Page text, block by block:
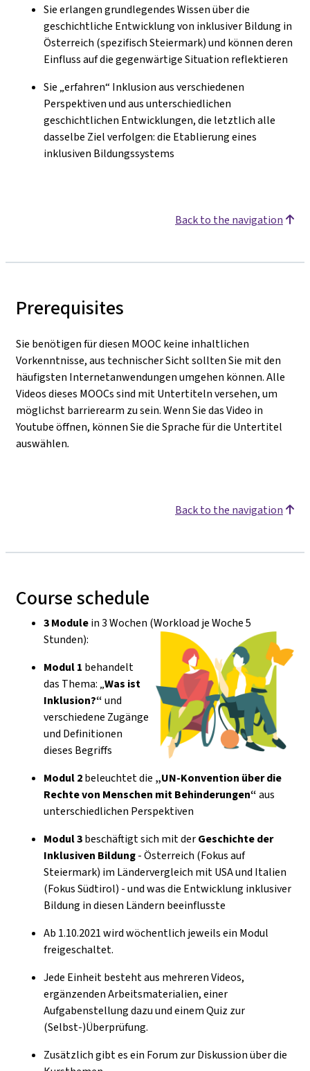
Sie erlangen grundlegendes Wissen über die
geschichtliche Entwicklung von inklusiver Bildung in
Österreich (spezifisch Steiermark) und können deren
Einfluss auf die gegenwärtige Situation reflektieren
Sie „erfahren“ Inklusion aus verschiedenen
Perspektiven und aus unterschiedlichen
geschichtlichen Entwicklungen, die letztlich alle
dasselbe Ziel verfolgen: die Etablierung eines
inklusiven Bildungssystems
Back to the navigation
Prerequisites
Sie benötigen für diesen MOOC keine inhaltlichen
Vorkenntnisse, aus technischer Sicht sollten Sie mit den
häufigsten Internetanwendungen umgehen können. Alle
Videos dieses MOOCs sind mit Untertiteln versehen, um
möglichst barrierearm zu sein. Wenn Sie das Video in
Youtube öffnen, können Sie die Sprache für die Untertitel
auswählen.
Back to the navigation
Course schedule
3 Modulein 3 Wochen (Workload je Woche 5
Stunden):
Modul 1 behandelt
das Thema: „Was ist
Inklusion?“und
verschiedene Zugänge
und Definitionen
dieses Begriffs
Modul 2beleuchtet die „UN-Konvention über die
Rechte von Menschen mit Behinderungen“aus
unterschiedlichen Perspektiven
Modul 3beschäftigt sich mit derGeschichte der
Inklusiven Bildung- Österreich (Fokus auf
Steiermark) im Ländervergleich mit USA und Italien
(Fokus Südtirol) - und was die Entwicklung inklusiver
Bildung in diesen Ländern beeinflusste
Ab 1.10.2021 wird wöchentlich jeweils ein Modul
freigeschaltet.
Jede Einheit besteht aus mehreren Videos,
ergänzenden Arbeitsmaterialien, einer
Aufgabenstellung dazu und einem Quiz zur
(Selbst-)Überprüfung.
Zusätzlich gibt es ein Forum zur Diskussion über die